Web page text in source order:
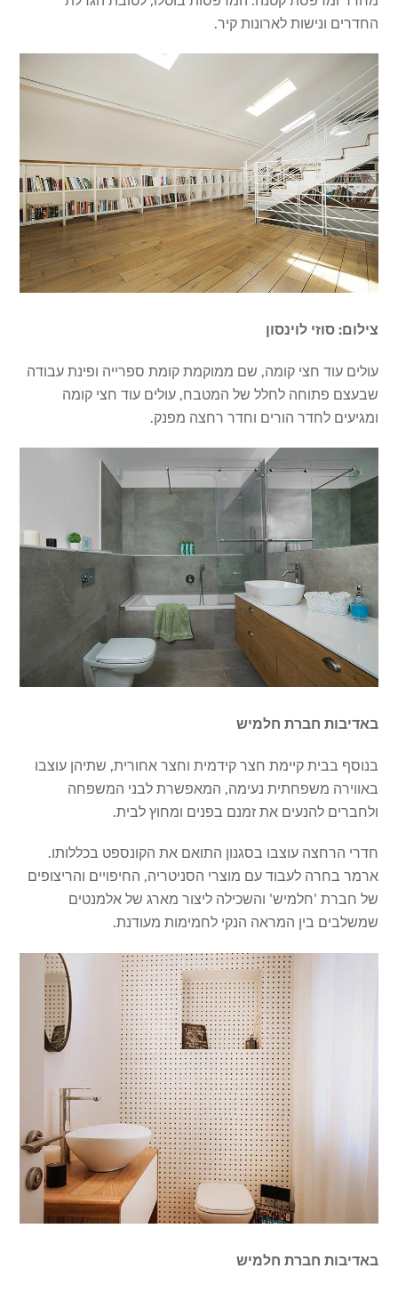
החדרים ונישות לארונות קיר.
צילום: סוזי לוינסון
עולים עוד חצי קומה, שם ממוקמת קומת ספרייה ופינת עבודה
שבעצם פתוחה לחלל של המטבח, עולים עוד חצי קומה
ומגיעים לחדר הורים וחדר רחצה מפנק.
באדיבות חברת חלמיש
בנוסף בבית קיימת חצר קידמית וחצר אחורית, שתיהן עוצבו
באווירה משפחתית נעימה, המאפשרת לבני המשפחה
ולחברים להנעים את זמנם בפנים ומחוץ לבית.
חדרי הרחצה עוצבו בסגנון התואם את הקונספט בכללותו.
ארמר בחרה לעבוד עם מוצרי הסניטריה, החיפויים והריצופים
של חברת 'חלמיש' והשכילה ליצור מארג של אלמנטים
שמשלבים בין המראה הנקי לחמימות מעודנת.
באדיבות חברת חלמיש